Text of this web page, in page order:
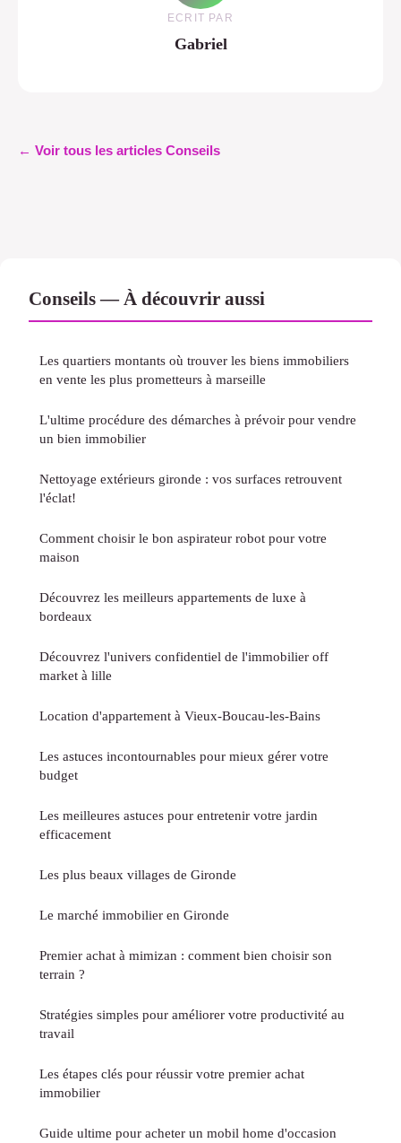
ECRIT PAR
Gabriel
← Voir tous les articles Conseils
Conseils — À découvrir aussi
Les quartiers montants où trouver les biens immobiliers
en vente les plus prometteurs à marseille
L'ultime procédure des démarches à prévoir pour vendre
un bien immobilier
Nettoyage extérieurs gironde : vos surfaces retrouvent
l'éclat!
Comment choisir le bon aspirateur robot pour votre
maison
Découvrez les meilleurs appartements de luxe à
bordeaux
Découvrez l'univers confidentiel de l'immobilier off
market à lille
Location d'appartement à Vieux-Boucau-les-Bains
Les astuces incontournables pour mieux gérer votre
budget
Les meilleures astuces pour entretenir votre jardin
efficacement
Les plus beaux villages de Gironde
Le marché immobilier en Gironde
Premier achat à mimizan : comment bien choisir son
terrain ?
Stratégies simples pour améliorer votre productivité au
travail
Les étapes clés pour réussir votre premier achat
immobilier
Guide ultime pour acheter un mobil home d'occasion